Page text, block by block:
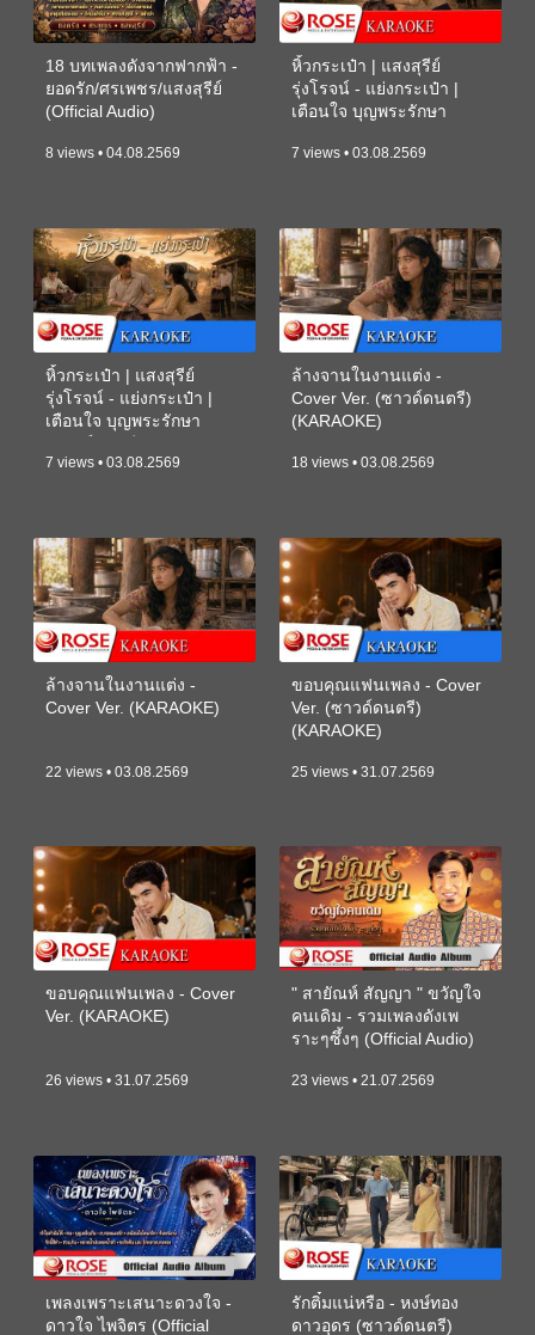
18 บทเพลงดังจากฟากฟ้า -
ยอดรัก/ศรเพชร/แสงสุรีย์
(Official Audio)
8 views • 04.08.2569
หิ้วกระเป๋า | แสงสุรีย์
รุ่งโรจน์ - แย่งกระเป๋า |
เตือนใจ บุญพระรักษา
7 views • 03.08.2569
หิ้วกระเป๋า | แสงสุรีย์
รุ่งโรจน์ - แย่งกระเป๋า |
เตือนใจ บุญพระรักษา
7 views • 03.08.2569
ล้างจานในงานแต่ง -
Cover Ver. (ซาวด์ดนตรี)
(KARAOKE)
18 views • 03.08.2569
ล้างจานในงานแต่ง -
Cover Ver. (KARAOKE)
22 views • 03.08.2569
ขอบคุณแฟนเพลง - Cover
Ver. (ซาวด์ดนตรี)
(KARAOKE)
25 views • 31.07.2569
ขอบคุณแฟนเพลง - Cover
Ver. (KARAOKE)
26 views • 31.07.2569
" สายัณห์ สัญญา " ขวัญใจ
คนเดิม - รวมเพลงดังเพ
ราะๆซึ้งๆ (Official Audio)
23 views • 21.07.2569
เพลงเพราะเสนาะดวงใจ -
ดาวใจ ไพจิตร (Official
รักติ๋มแน่หรือ - หงษ์ทอง
ดาวอุดร (ซาวด์ดนตรี)